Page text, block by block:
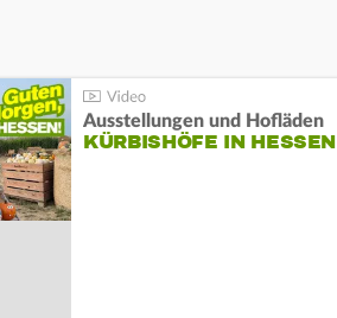
Ausstellungen und Hofläden
KÜRBISHÖFE IN HESSEN